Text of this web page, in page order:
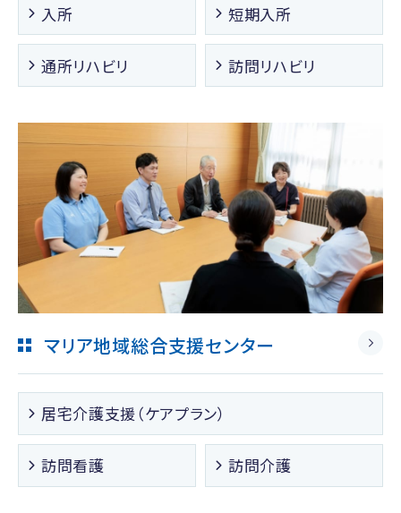
入所 短期入所
通所リハビリ 訪問リハビリ
マリア地域総合支援センター
居宅介護支援（ケアプラン）
訪問看護 訪問介護